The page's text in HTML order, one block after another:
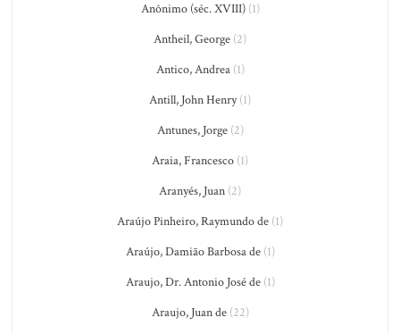
Anônimo (séc. XVIII)(1)
Antheil, George (2)
Antico, Andrea(1)
Antill, John Henry(1)
Antunes, Jorge(2)
Araia, Francesco (1)
Aranyés, Juan (2)
Araújo Pinheiro, Raymundo de (1)
Araújo, Damião Barbosa de(1)
Araujo, Dr. Antonio José de(1)
Araujo, Juan de(22)